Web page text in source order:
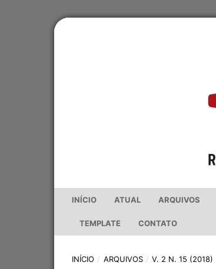
INÍCIO ATUAL ARQUIVOS
TEMPLATE CONTATO
INÍCIO / ARQUIVOS / V. 2 N. 15 (2018)